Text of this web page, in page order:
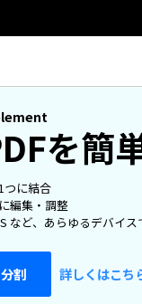
Windows版
Mac版
向け
を簡
つに結合
編集・調整
など、あらゆるデバイス
割 詳しくはこち